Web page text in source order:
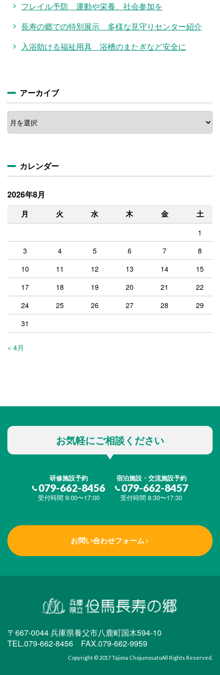
フレイル予防 運動や栄養、社会参加を
長寿の郷での特別展示 多様な見守りセンター紹介
入浴助ける福祉用具 浴槽のまたぎなど安全に
アーカイブ
カレンダー
2026年8月
月 火 水 木 金 土
1
3
4 5 6 7
8
10
11 12 13 14
15
17
18 19 20 21
22
24
25 26 27 28
29
31
« 4月
お気軽にご相談ください
研修施設予約
079-662-8456
受付時間 9:00〜17:00
宿泊施設・交流施設予約
079-662-8457
受付時間 8:30〜17:30
お問い合わせフォーム
〒667-0044 兵庫県養父市八鹿町国木594-10
TEL.079-662-8456 FAX.079-662-9959
Copyright © 2017Tajima ChojunosatoAll Rights Reserved.